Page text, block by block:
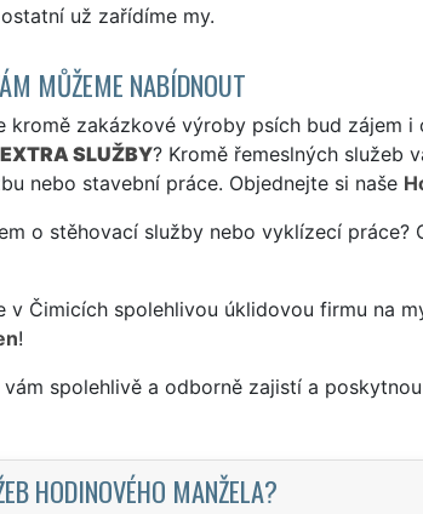
už zařídíme my.
MŮŽEME NABÍDNOUT
kromě zakázkové výroby psích bud zájem i
EXTRA SLUŽBY? Kromě řemeslných služeb
nebo stavební práce. Objednejte si naše
o stěhovací služby nebo vyklízecí práce?
v Čimicích spolehlivou úklidovou firmu na
!
vám spolehlivě a odborně zajistí a
HODINOVÉHO MANŽELA?